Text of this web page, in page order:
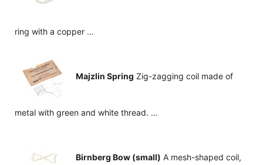
ring with a copper …
Majzlin Spring Zig-zagging coil made of
metal with green and white thread. …
Birnberg Bow (small) A mesh-shaped coil,